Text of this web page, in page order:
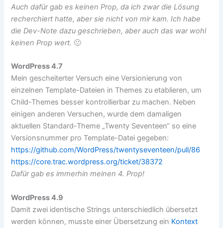
Auch dafür gab es keinen Prop, da ich zwar die Lösung
recherchiert hatte, aber sie nicht von mir kam. Ich habe
die Dev-Note dazu geschrieben, aber auch das war wohl
keinen Prop wert. 🙁
WordPress 4.7
Mein gescheiterter Versuch eine Versionierung von
einzelnen Template-Dateien in Themes zu etablieren, um
Child-Themes besser kontrollierbar zu machen. Neben
einigen anderen Versuchen, wurde dem damaligen
aktuellen Standard-Theme „Twenty Seventeen“ so eine
Versionsnummer pro Template-Datei gegeben:
https://github.com/WordPress/twentyseventeen/pull/86
https://core.trac.wordpress.org/ticket/38372
Dafür gab es immerhin meinen 4. Prop!
WordPress 4.9
Damit zwei identische Strings unterschiedlich übersetzt
werden können, musste einer Übersetzung ein Kontext